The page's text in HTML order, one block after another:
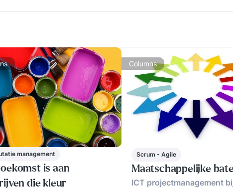
management
is aan
die kleur
Columns
Scrum - Agile
Maatschappelijke
ICT projectmanagement